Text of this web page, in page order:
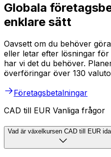
Globala
enklare sätt
Oavsett om du behöver
eller letar efter lösningar
har vi det du behöver.
överföringar över 130
Företagsbetalningar
CAD till EUR Vanliga frågor
Vad är växelkursen CAD till EUR